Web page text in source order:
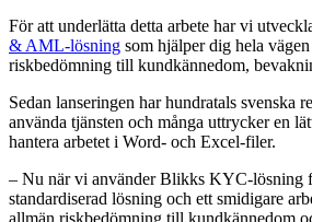
För att underlätta detta arbete har vi
& AML-lösning som hjälper dig hela
riskbedömning till kundkännedom,
Sedan lanseringen har hundratals svenska
använda tjänsten och många uttrycker en
hantera arbetet i Word- och Excel-filer.
– Nu när vi använder Blikks KYC-lösning
standardiserad lösning och ett smidigare